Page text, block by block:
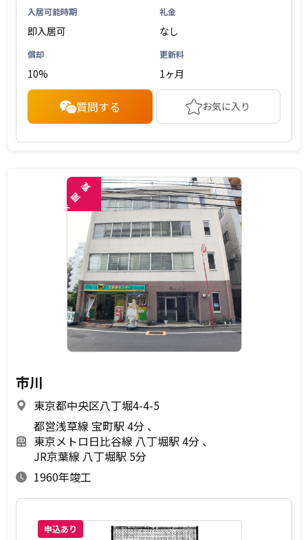
入居可能時期
即入居可
礼金
なし
償却
10%
更新料
1ヶ月
質問する お気に入り
未
閲
覧
市川
東京都中央区八丁堀4-4-5
都営浅草線 宝町駅 4分
東京メトロ日比谷線 八丁堀駅 4分
JR京葉線 八丁堀駅 5分
1960年竣工
申込あり